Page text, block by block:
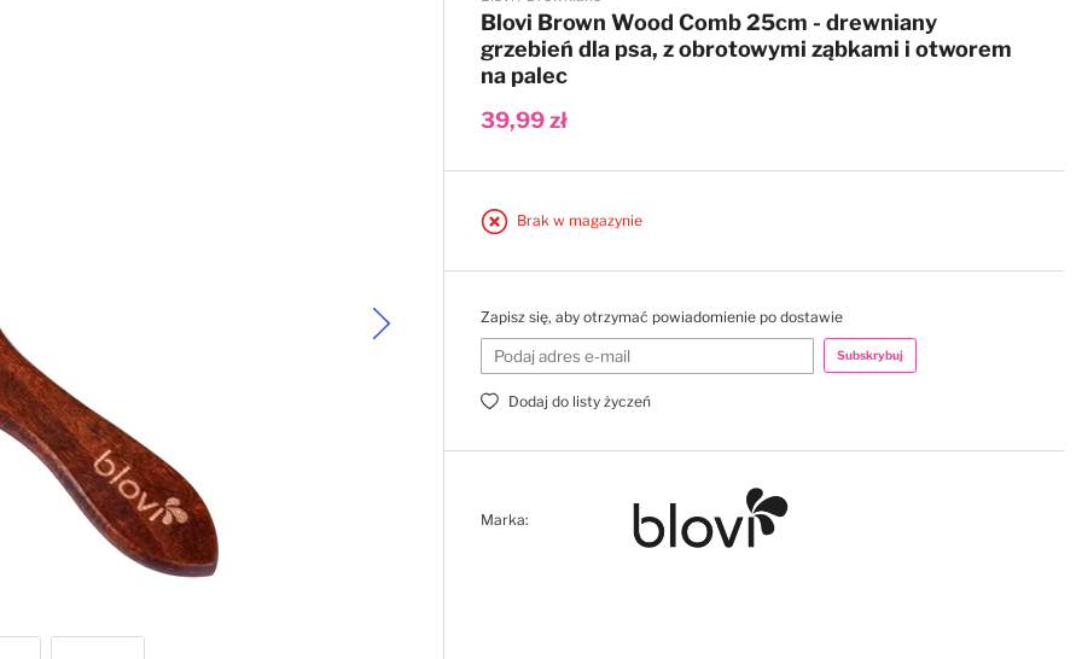
Blovi Brown Wood Comb 25cm - drewniany
grzebień dla psa, z obrotowymi ząbkami i otworem
na palec
39,99 zł
Brak w magazynie
Zapisz się, aby otrzymać powiadomienie po dostawie
Subskrybuj
Dodaj do listy życzeń
Marka: